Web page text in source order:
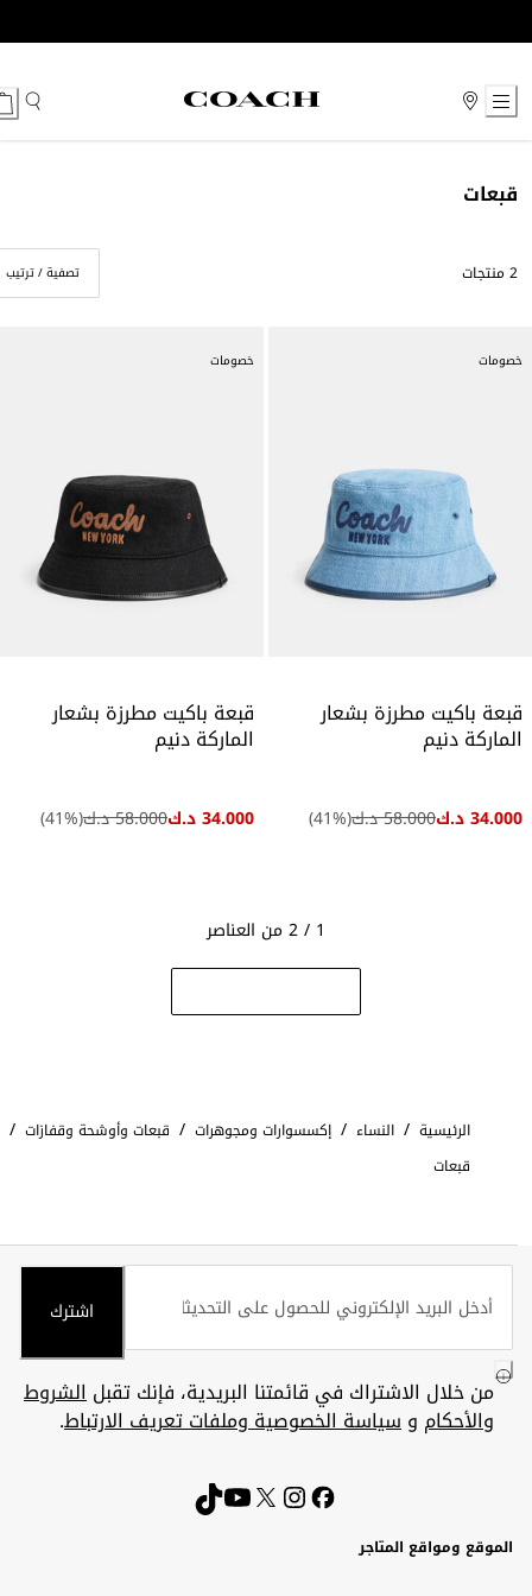
to
قبعات
2 منتجات تصفية / ترتيب
خصومات
قبعة باكيت مطرزة بشعار
الماركة دنيم
34.000 د.ك 58.000 د.ك (
41%)
خصومات
قبعة باكيت مطرزة بشعار
الماركة دنيم
34.000 د.ك 58.000 د.ك (
41%)
1 / 2 من العناصر
الرئيسية / النساء / إكسسوارات ومجوهرات / قبعات وأوشحة وقفازات /
قبعات
اشترك
من خلال الاشتراك في قائمتنا البريدية، فإنك تقبلالشروط
والأحكام وسياسة الخصوصية وملفات تعريف الارتباط.
الموقع ومواقع المتاجر